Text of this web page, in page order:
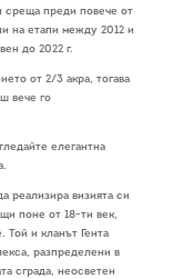
среща преди повече от
на етапи между 2012 и
до 2022 г.
от 2/3 акра, тогава
вече го
елегантна
реализира визията си
поне от 18-ти век,
Той и кланът Гента
разпределени в
сграда, неосветен